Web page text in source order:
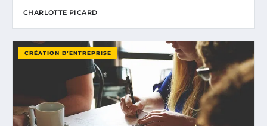
CHARLOTTE PICARD
CRÉATION D’ENTREPRISE